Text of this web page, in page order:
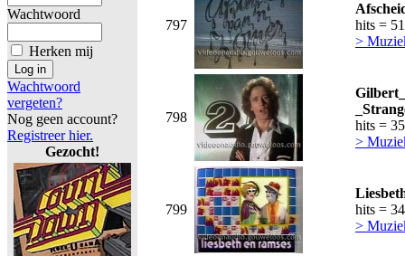
Wachtwoord
Herken mij
Wachtwoord
vergeten?
Nog geen account?
Registreer hier.
Gezocht!
797
hits =
>
798
hits =
>
799
hits =
>